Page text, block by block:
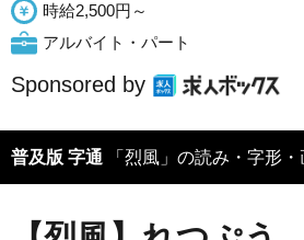
時給2,500円～
アルバイト・パート
Sponsored by
普及版 字通 「烈風」の読み・字形